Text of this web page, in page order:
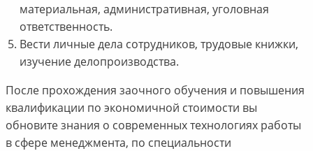
материальная, административная, уголовная
ответственность.
Вести личные дела сотрудников, трудовые книжки,
изучение делопроизводства.
После прохождения заочного обучения и повышения
квалификации по экономичной стоимости вы
обновите знания о современных технологиях работы
в сфере менеджмента, по специальности